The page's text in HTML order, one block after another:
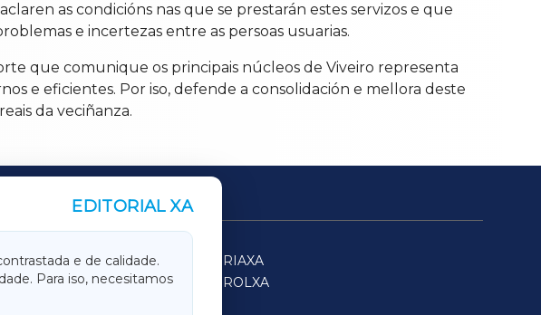
as condicións nas que se prestarán estes servizos e que
e incertezas entre as persoas usuarias.
que comunique os principais núcleos de Viveiro representa
e eficientes. Por iso, defende a consolidación e mellora deste
da veciñanza.
EDITORIAL XA
e de calidade.
Para iso, necesitamos
SARRIAXA
FERROLXA